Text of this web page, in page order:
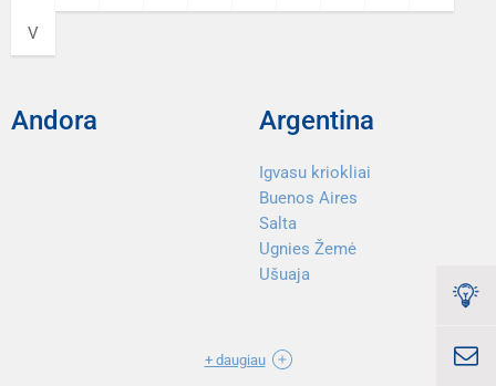
V
Andora Argentina
Igvasu kriokliai
Buenos Aires
Salta
Ugnies Žemė
Ušuaja
+ daugiau